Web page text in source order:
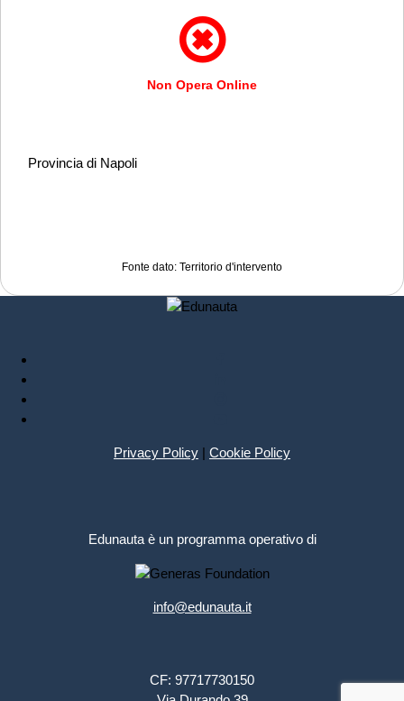
Non Opera Online
Provincia di Napoli
Fonte dato: Territorio d'intervento
Privacy Policy | Cookie Policy
Edunauta è un programma operativo di
info@edunauta.it
CF: 97717730150